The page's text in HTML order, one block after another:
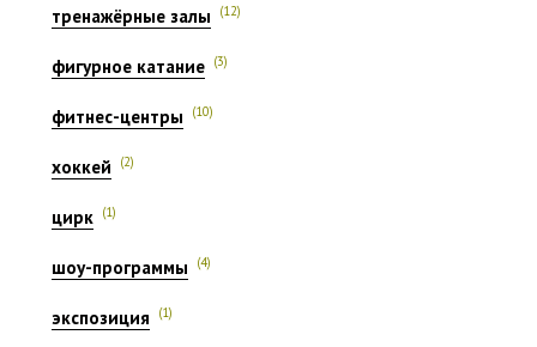
тренажёрные залы (12)
фигурное катание (3)
фитнес-центры (10)
хоккей (2)
цирк (1)
шоу-программы (4)
экспозиция (1)